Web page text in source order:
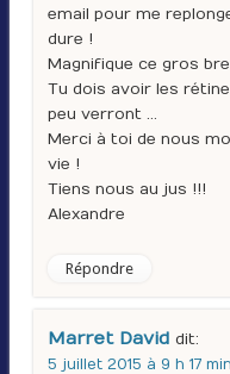
email pour me
dure !
Magnifique ce gros
Tu dois avoir les
peu verront …
Merci à toi de nous
vie !
Tiens nous au jus !!!
Alexandre
Répondre
Marret David dit :
5 juillet 2015 à 9 h 17 min